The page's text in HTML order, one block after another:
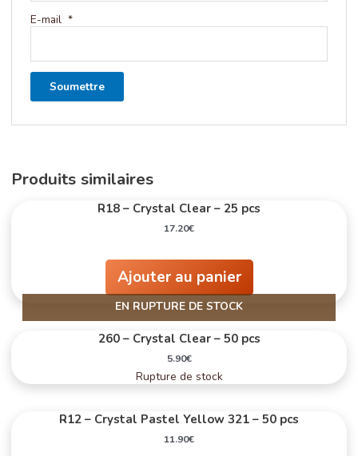
E-mail *
Produits similaires
R18 – Crystal Clear – 25 pcs
17.20€
Ajouter au panier
EN RUPTURE DE STOCK
260 – Crystal Clear – 50 pcs
5.90€
Rupture de stock
R12 – Crystal Pastel Yellow 321 – 50 pcs
11.90€